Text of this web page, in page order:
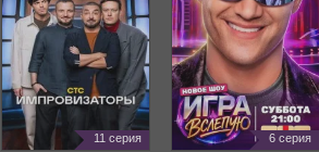
11 серия 6 серия